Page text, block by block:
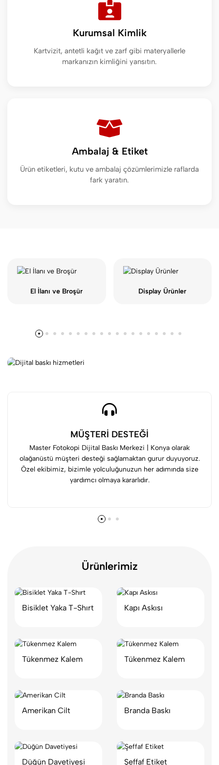
Kurumsal Kimlik
Kartvizit, antetli kağıt ve zarf gibi materyallerle
markanızın kimliğini yansıtın.
Ambalaj & Etiket
Ürün etiketleri, kutu ve ambalaj çözümlerimizle raflarda
fark yaratın.
El İlanı ve Broşür Display Ürünler
MÜŞTERİ DESTEĞİ
Master Fotokopi Dijital Baskı Merkezi | Konya olarak
olağanüstü müşteri desteği sağlamaktan gurur duyuyoruz.
Özel ekibimiz, bizimle yolculuğunuzun her adımında size
yardımcı olmaya kararlıdır.
Ürünlerimiz
Bisiklet Yaka T-Shırt Kapı Askısı
Tükenmez Kalem Tükenmez Kalem
Amerikan Cilt Branda Baskı
Düğün Davetiyesi Şeffaf Etiket